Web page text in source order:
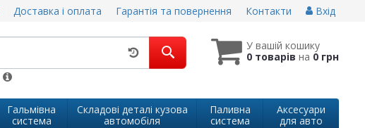
Доставка і оплата Гарантія та повернення Контакти Вхід
У вашій кошику
0 товарів на 0 грн
Гальмівна
система
Складові деталі кузова
автомобіля
Паливна
система
Аксесуари
для авто